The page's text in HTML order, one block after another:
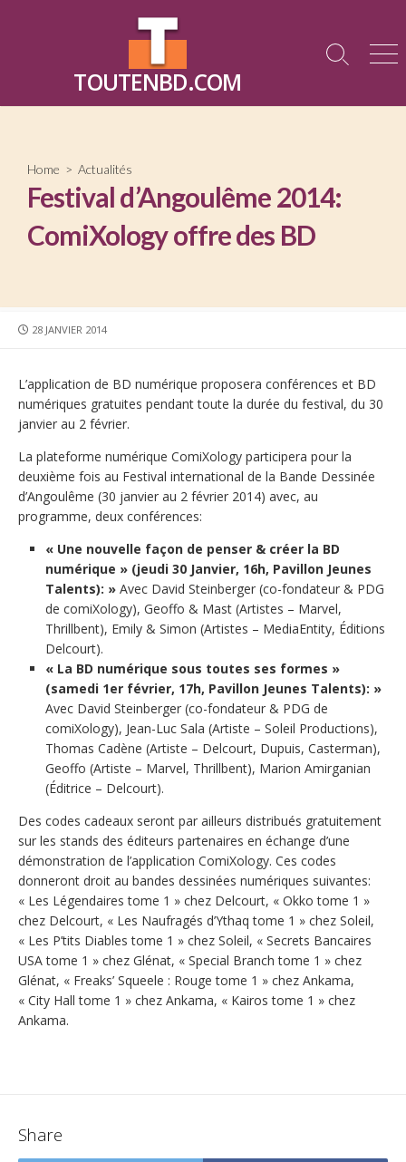
TOUTENBD.COM
Search
Home > Actualités
Festival d’Angoulême 2014:
ComiXology offre des BD
PUBLISHED
28 JANVIER 2014
L’application de BD numérique proposera conférences et BD
numériques gratuites pendant toute la durée du festival, du 30
janvier au 2 février.
La plateforme numérique ComiXology participera pour la
deuxième fois au Festival international de la Bande Dessinée
d’Angoulême (30 janvier au 2 février 2014) avec, au
programme, deux conférences:
« Une nouvelle façon de penser & créer la BD
numérique » (jeudi 30 Janvier, 16h, Pavillon Jeunes
Talents): » Avec David Steinberger (co-fondateur & PDG
de comiXology), Geoffo & Mast (Artistes – Marvel,
Thrillbent), Emily & Simon (Artistes – MediaEntity, Éditions
Delcourt).
« La BD numérique sous toutes ses formes »
(samedi 1er février, 17h, Pavillon Jeunes Talents): »
Avec David Steinberger (co-fondateur & PDG de
comiXology), Jean-Luc Sala (Artiste – Soleil Productions),
Thomas Cadène (Artiste – Delcourt, Dupuis, Casterman),
Geoffo (Artiste – Marvel, Thrillbent), Marion Amirganian
(Éditrice – Delcourt).
Des codes cadeaux seront par ailleurs distribués gratuitement
sur les stands des éditeurs partenaires en échange d’une
démonstration de l’application ComiXology. Ces codes
donneront droit au bandes dessinées numériques suivantes:
« Les Légendaires tome 1 » chez Delcourt, « Okko tome 1 »
chez Delcourt, « Les Naufragés d’Ythaq tome 1 » chez Soleil,
« Les P’tits Diables tome 1 » chez Soleil, « Secrets Bancaires
USA tome 1 » chez Glénat, « Special Branch tome 1 » chez
Glénat, « Freaks’ Squeele : Rouge tome 1 » chez Ankama,
« City Hall tome 1 » chez Ankama, « Kairos tome 1 » chez
Ankama.
Share